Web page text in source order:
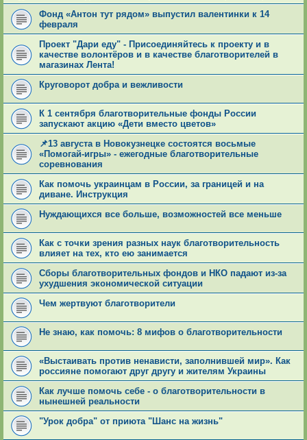
Фонд «Антон тут рядом» выпустил валентинки к 14
февраля
Проект "Дари еду" - Присоединяйтесь к проекту и в
качестве волонтёров и в качестве благотворителей в
магазинах Лента!
Круговорот добра и вежливости
К 1 сентября благотворительные фонды России
запускают акцию «Дети вместо цветов»
📌13 августа в Новокузнецке состоятся восьмые
«Помогай-игры» - ежегодные благотворительные
соревнования
Как помочь украинцам в России, за границей и на
диване. Инструкция
Нуждающихся все больше, возможностей все меньше
Как с точки зрения разных наук благотворительность
влияет на тех, кто ею занимается
Сборы благотворительных фондов и НКО падают из-за
ухудшения экономической ситуации
Чем жертвуют благотворители
Не знаю, как помочь: 8 мифов о благотворительности
«Выстаивать против ненависти, заполнившей мир». Как
россияне помогают друг другу и жителям Украины
Как лучше помочь себе - о благотворительности в
нынешней реальности
"Урок добра" от приюта "Шанс на жизнь"